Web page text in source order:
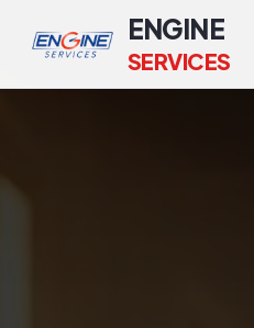
ENGINE
SERVICES